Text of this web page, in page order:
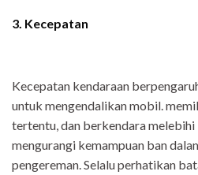
3. Kecepatan
Kecepatan kendaraan
untuk mengendalikan mobil.
tertentu, dan berkendara
mengurangi kemampuan ban
pengereman. Selalu perhatikan